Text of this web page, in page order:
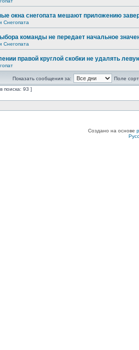
окна снегопата мешают приложению
Снегопата
команды не передает начальное
Снегопата
правой круглой скобки не удалять
Показать сообщения за:
Поле
поиска: 93 ]
Создано на основе